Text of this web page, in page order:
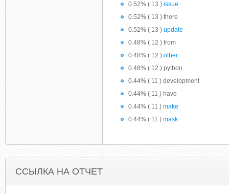
0.52% ( 13 ) issue
0.52% ( 13 ) there
0.52% ( 13 ) update
0.48% ( 12 ) from
0.48% ( 12 ) other
0.48% ( 12 ) python
0.44% ( 11 ) development
0.44% ( 11 ) have
0.44% ( 11 ) make
0.44% ( 11 ) mask
ССЫЛКА НА ОТЧЕТ